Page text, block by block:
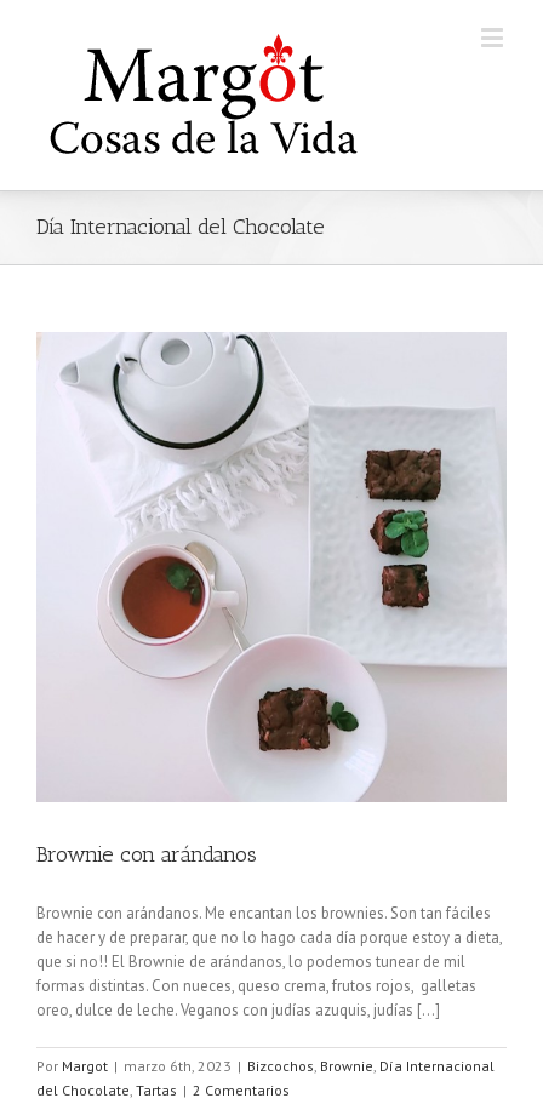
Día Internacional del Chocolate
Brownie con arándanos
Brownie con arándanos. Me encantan los brownies. Son tan fáciles
de hacer y de preparar, que no lo hago cada día porque estoy a dieta,
que si no!! El Brownie de arándanos, lo podemos tunear de mil
formas distintas. Con nueces, queso crema, frutos rojos, galletas
oreo, dulce de leche. Veganos con judías azuquis, judías [...]
Por Margot | marzo 6th, 2023 | Bizcochos, Brownie, Día Internacional
del Chocolate, Tartas | 2 Comentarios